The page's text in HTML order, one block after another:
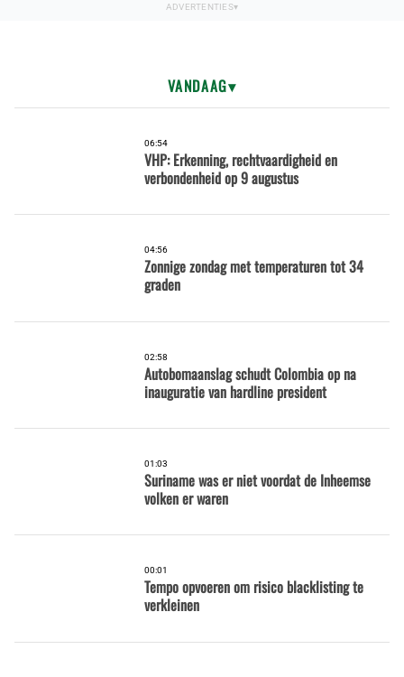
VANDAAG
06:54
VHP: Erkenning, rechtvaardigheid en
verbondenheid op 9 augustus
04:56
Zonnige zondag met temperaturen tot 34
graden
02:58
Autobomaanslag schudt Colombia op na
inauguratie van hardline president
01:03
Suriname was er niet voordat de Inheemse
volken er waren
00:01
Tempo opvoeren om risico blacklisting te
verkleinen